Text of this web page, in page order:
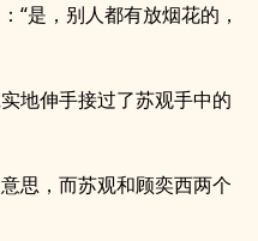
“是，别人都有放烟花的，
地伸手接过了苏观手中的
思，而苏观和顾奕西两个